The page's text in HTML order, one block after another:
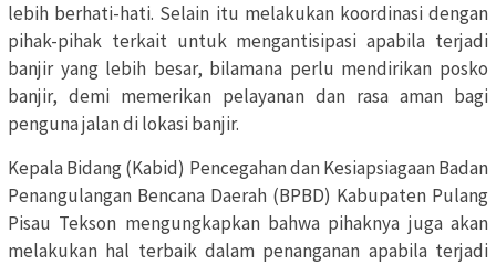
lebih berhati-hati. Selain itu melakukan koordinasi dengan
pihak-pihak terkait untuk mengantisipasi apabila terjadi
banjir yang lebih besar, bilamana perlu mendirikan posko
banjir, demi memerikan pelayanan dan rasa aman bagi
penguna jalan di lokasi banjir.
Kepala Bidang (Kabid) Pencegahan dan Kesiapsiagaan Badan
Penangulangan Bencana Daerah (BPBD) Kabupaten Pulang
Pisau Tekson mengungkapkan bahwa pihaknya juga akan
melakukan hal terbaik dalam penanganan apabila terjadi